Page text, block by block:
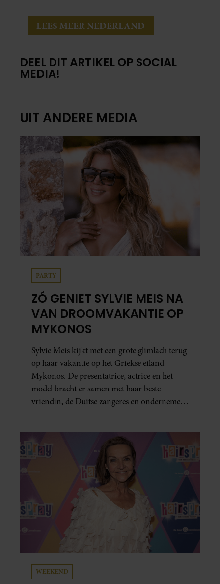
LEES MEER NEDERLAND
DEEL DIT ARTIKEL OP SOCIAL
MEDIA!
UIT ANDERE MEDIA
PARTY
ZÓ GENIET SYLVIE MEIS NA
VAN DROOMVAKANTIE OP
MYKONOS
Sylvie Meis kijkt met een grote glimlach terug
op haar vakantie op het Griekse eiland
Mykonos. De presentatrice, actrice en het
model bracht er samen met haar beste
vriendin, de Duitse zangeres en ondernemer
zonovergoten bestemming én vertelt ze hoe
bijzonder de reis voor haar is geweest.
WEEKEND